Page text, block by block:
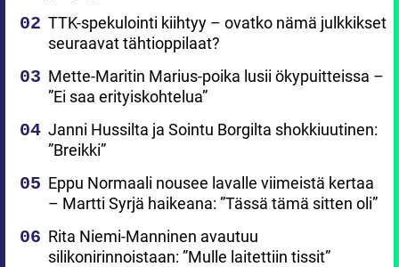
TTK-spekulointi kiihtyy – ovatko nämä julkkikset
seuraavat tähtioppilaat?
Mette-Maritin Marius-poika lusii ökypuitteissa –
”Ei saa erityiskohtelua”
Janni Hussilta ja Sointu Borgilta shokkiuutinen:
”Breikki”
Eppu Normaali nousee lavalle viimeistä kertaa
– Martti Syrjä haikeana: ”Tässä tämä sitten oli”
Rita Niemi-Manninen avautuu
silikonirinnoistaan: ”Mulle laitettiin tissit”